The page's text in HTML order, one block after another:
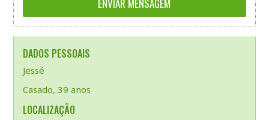
DADOS PESSOAIS
Jessé
Casado, 39 anos
LOCALIZAÇÃO